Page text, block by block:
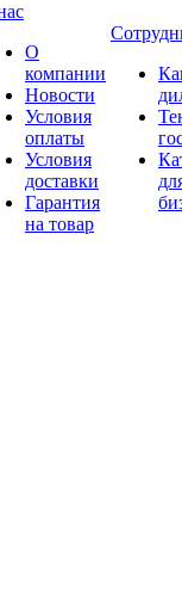
О
компании
Новости
Условия
оплаты
Условия
доставки
Гарантия
на товар